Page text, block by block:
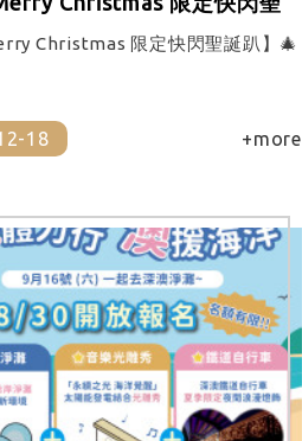
Christmas 限定快閃聖誕趴】🎄
18 +more